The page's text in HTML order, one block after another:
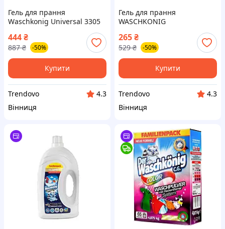
Гель для прання
Waschkonig Universal 3305
типів тканин ефективно
видаляє плями
444₴
887 ₴ -50%
Купити
Trendovo
4.3
Вінниця
Гель для прання
WASCHKONIG
універсальний 1625мл для
білизни з ароматом
конвалії і жасмину
265₴
529 ₴ -50%
Купити
Trendovo
4.3
Вінниця